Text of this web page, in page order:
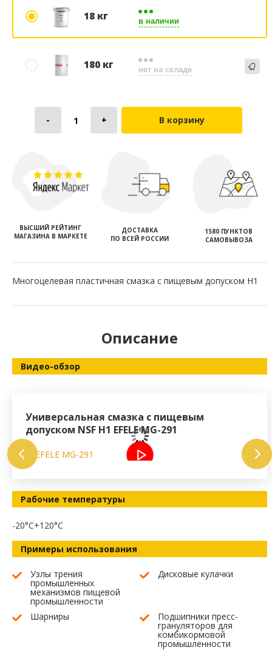
18 кг в наличии
180 кг нет на складе
В корзину
ВЫСШИЙ РЕЙТИНГ
МАГАЗИНА В МАРКЕТЕ
ДОСТАВКА
ПО ВСЕЙ РОССИИ
1580 ПУНКТОВ
САМОВЫВОЗА
Многоцелевая пластичная смазка с пищевым допуском Н1
Описание
Видео-обзор
Универсальная смазка с пищевым
допуском NSF H1 EFELE MG-291
Рабочие температуры
-20°C+120°C
Примеры использования
Узлы трения
промышленных
механизмов пищевой
промышленности
Дисковые кулачки
Шарниры Подшипники пресс-
грануляторов для
комбикормовой
промышленности